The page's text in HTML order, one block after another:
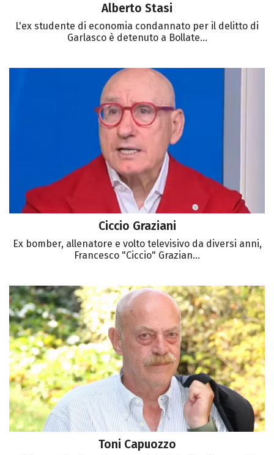
Alberto Stasi
L'ex studente di economia condannato per il delitto di
Garlasco è detenuto a Bollate...
Ciccio Graziani
Ex bomber, allenatore e volto televisivo da diversi anni,
Francesco "Ciccio" Grazian...
Toni Capuozzo